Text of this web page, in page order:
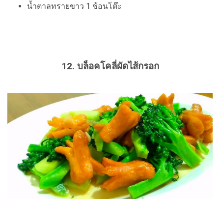
น้ำตาลทรายขาว 1 ช้อนโต๊ะ
12. บล็อคโคลี่ผัดไส้กรอก